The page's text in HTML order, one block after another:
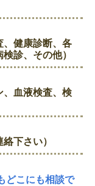
、健康診断、各
診、その他）
、血液検査、検
下さい）
どこにも相談で